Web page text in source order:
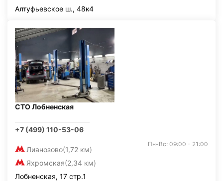
Алтуфьевское ш., 48к4
СТО Лобненская
+7 (499) 110-53-06
Лианозово(1,72 км)
Яхромская(2,34 км)
Пн-Вс: 09:00 - 21:00
Лобненская, 17 стр.1